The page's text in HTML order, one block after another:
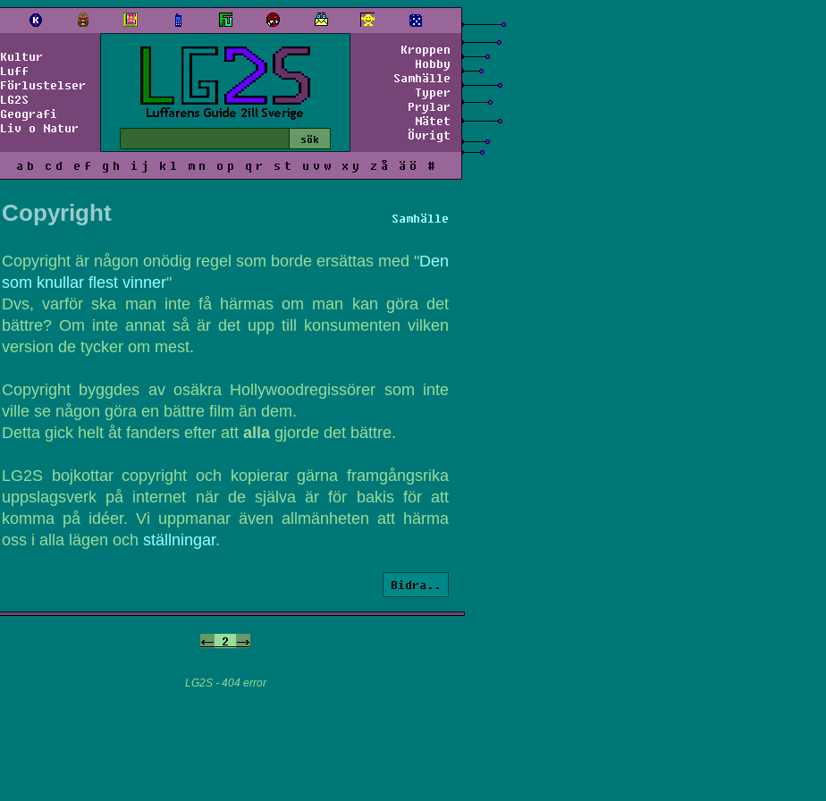
Kultur
Luff
Förlustelser
LG2S
Geografi
Liv o Natur
Kroppen
Hobby
Samhälle
Typer
Prylar
Nätet
Övrigt
a b c d e f g h i j k l m n o p q r s t u v w x y z å ä ö #
Samhälle
Copyright
Copyright är någon onödig regel som borde ersättas med "Den
som knullar flest vinner"
Dvs, varför ska man inte få härmas om man kan göra det
bättre? Om inte annat så är det upp till konsumenten vilken
version de tycker om mest.
Copyright byggdes av osäkra Hollywoodregissörer som inte
ville se någon göra en bättre film än dem.
Detta gick helt åt fanders efter att alla gjorde det bättre.
LG2S bojkottar copyright och kopierar gärna framgångsrika
uppslagsverk på internet när de själva är för bakis för att
komma på idéer. Vi uppmanar även allmänheten att härma
oss i alla lägen och ställningar.
Bidra..
<- 2 ->
LG2S - 404 error